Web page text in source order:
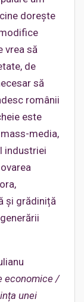
dorește
vrea să
de
să
românii
este
media,
industriei
și grădiniță
economice /
unei